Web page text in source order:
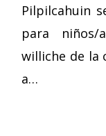
Pilpilcahuin
para niños/
williche de la
a…